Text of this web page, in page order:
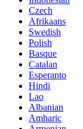
Czech
Afrikaans
Swedish
Polish
Basque
Catalan
Esperanto
Hindi
Lao
Albanian
Amharic